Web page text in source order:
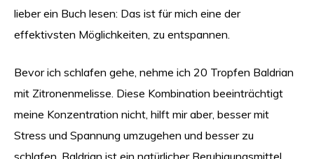
lieber ein Buch lesen: Das ist für mich eine der
effektivsten Möglichkeiten, zu entspannen.
Bevor ich schlafen gehe, nehme ich 20 Tropfen Baldrian
mit Zitronenmelisse. Diese Kombination beeinträchtigt
meine Konzentration nicht, hilft mir aber, besser mit
Stress und Spannung umzugehen und besser zu
schlafen. Baldrian ist ein natürlicher Beruhigungsmittel,